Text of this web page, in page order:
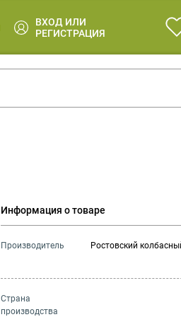
ВХОД ИЛИ
РЕГИСТРАЦИЯ
Информация о товаре
Производитель
Ростовский
Страна
производства